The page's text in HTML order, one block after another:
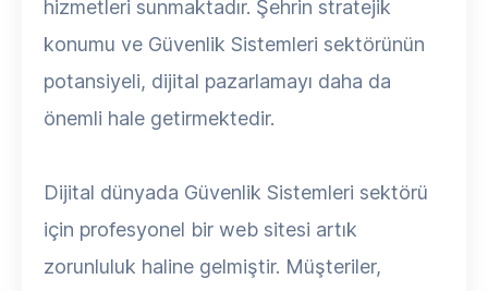
hizmetleri sunmaktadır. Şehrin stratejik
konumu ve Güvenlik Sistemleri sektörünün
potansiyeli, dijital pazarlamayı daha da
önemli hale getirmektedir.
Dijital dünyada Güvenlik Sistemleri sektörü
için profesyonel bir web sitesi artık
zorunluluk haline gelmiştir. Müşteriler,